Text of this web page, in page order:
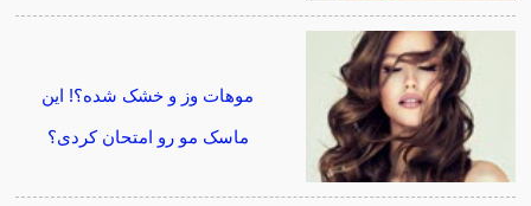
موهات وز و خشک شده؟! این
ماسک مو رو امتحان کردی؟